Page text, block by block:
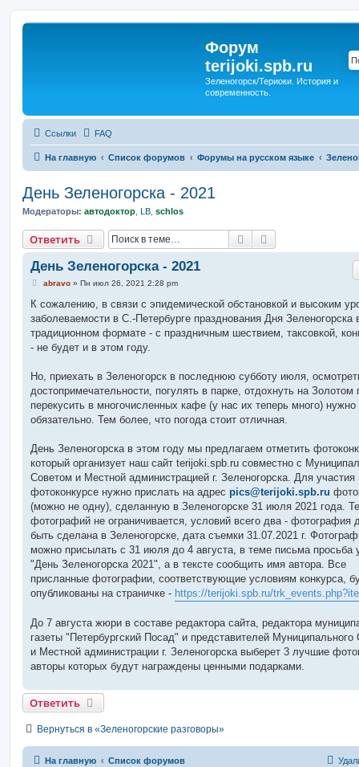
Форум
terijoki.spb.ru
Зеленогорск/Териоки. История и
современность.
Ссылки FAQ
На главную Список форумов Форумы на русском языке
День Зеленогорска - 2021
Модераторы: автодоктор LB schlos
Ответить Поиск
День Зеленогорска - 2021
С
о
щ
е
и
abravo» Пн июл 26, 2021 2:28 pm
К сожалению, в связи с эпидемической обстановкой и высоким
заболеваемости в С.-Петербурге празднования Дня Зеленогорска
традиционном формате - с праздничным шествием, таксовкой,
- не будет и в этом году.
Но, приехать в Зеленогорск в последнюю субботу июля,
достопримечательности, погулять в парке, отдохнуть на Золотом
перекусить в многочисленных кафе (у нас их теперь много) нужно
обязательно. Тем более, что погода стоит отличная.
День Зеленогорска в этом году мы предлагаем отметить
который организует наш сайт terijoki.spb.ru совместно с
Советом и Местной администрацией г. Зеленогорска. Для участия
фотоконкурсе нужно прислать на адрес pics@terijoki.spb.ru
(можно не одну), сделанную в Зеленогорске 31 июля 2021 года.
фотографий не ограничивается, условий всего два - фотография
быть сделана в Зеленогорске, дата съемки 31.07.2021 г.
можно присылать с 31 июля до 4 августа, в теме письма просьба
"День Зеленогорска 2021", а в тексте сообщить имя автора. Все
присланные фотографии, соответствующие условиям конкурса,
опубликованы на страничке - https://terijoki.spb.ru/
До 7 августа жюри в составе редактора сайта, редактора
газеты "Петербургский Посад" и представителей Муниципального
и Местной администрации г. Зеленогорска выберет 3 лучшие
авторы которых будут награждены ценными подарками.
Ответить
Вернуться в «Зеленогорские разговоры»
На главную Список форумов